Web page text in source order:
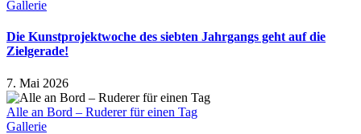
Gallerie
Die Kunstprojektwoche des siebten Jahrgangs geht auf die
Zielgerade!
7. Mai 2026
Alle an Bord – Ruderer für einen Tag
Gallerie